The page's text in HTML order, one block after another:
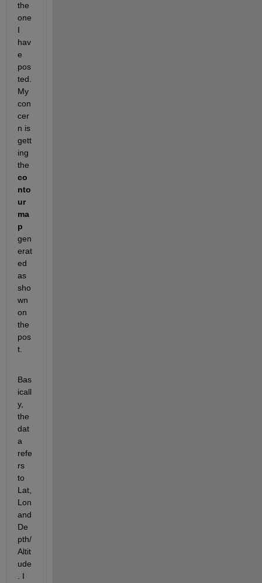
the
one
I
hav
e
pos
ted.
My
con
cer
n is
gett
ing
co
nto
ur
ma
p
gen
erat
ed
as
sho
wn
on
the
pos
t.
Bas
icall
y,
the
dat
a
refe
rs
to
Lat,
Lon
and
De
pth/
Altit
ude
. I